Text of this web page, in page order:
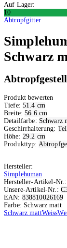
Auf Lager:
10
Abtropfgitter
Schwarz
Produkt bewerten
Tiefe: 51.4 cm
Breite:56.6 cm
Detailfarbe: Schwarz
Geschirrhalterung:
Höhe: 29.2 cm
Produkttyp:
Hersteller:
Simplehuman
Hersteller-Artikel-
Unsere-Artikel-Nr.:
EAN: 838810026169
Farbe: Schwarz matt
Schwarz mattWeiss